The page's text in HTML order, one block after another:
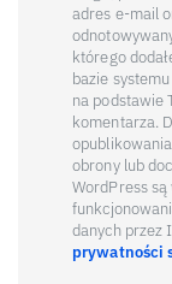
adres e-mail
którego
bazie
na podstawie
komentarza.
obrony lub
WordPress
danych przez
prywatności